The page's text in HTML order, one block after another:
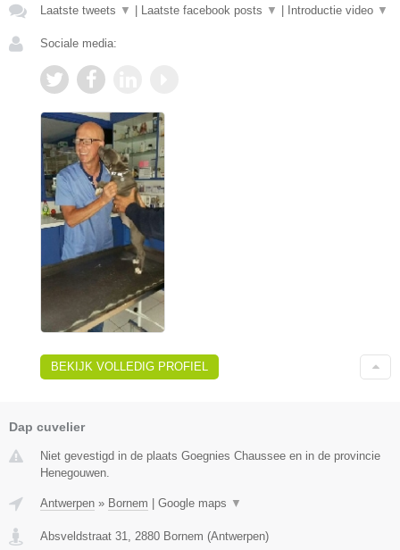
Laatste tweets ▼ | Laatste facebook posts ▼ | Introductie video ▼
Sociale media:
BEKIJK VOLLEDIG PROFIEL
Dap cuvelier
Niet gevestigd in de plaats Goegnies Chaussee en in de provincie
Henegouwen.
Antwerpen » Bornem Google maps ▼
Absveldstraat 31, 2880 Bornem (Antwerpen)